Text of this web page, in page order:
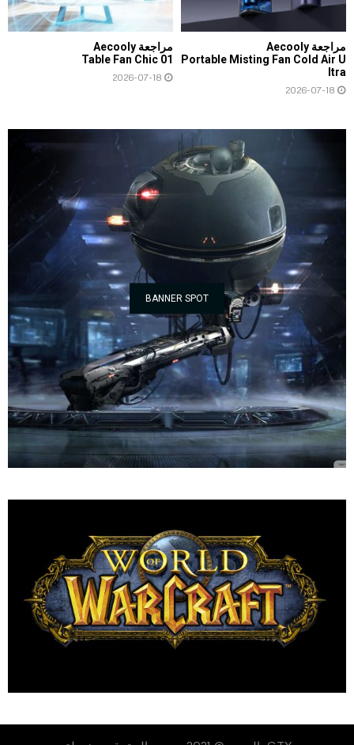
مراجعة Aecooly
Portable Misting Fan Cold Air U
ltra
2026-07-18
مراجعة Aecooly
Table Fan Chic 01
2026-07-18
BANNER SPOT